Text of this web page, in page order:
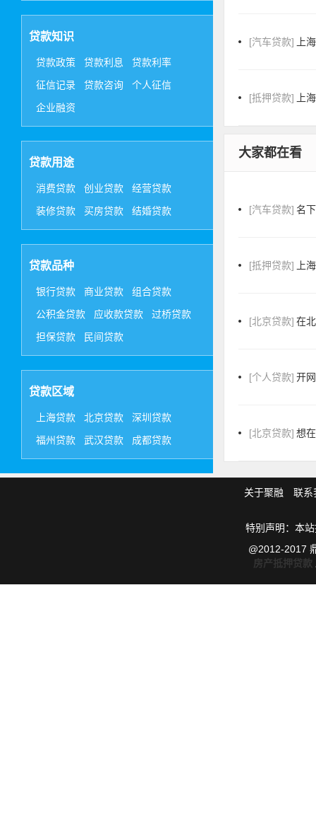
贷款知识
贷款政策 贷款利息
贷款利率
征信记录
贷款咨询
个人征信
企业融资
贷款用途
消费贷款 创业贷款
经营贷款
装修贷款
买房贷款 结婚贷款
贷款品种
银行贷款 商业贷款
组合贷款
公积金贷款
应收款贷款
过桥贷款
担保贷款
民间贷款
贷款区域
上海贷款 北京贷款
深圳贷款
福州贷款
武汉贷款 成都贷款
[汽车贷款] 上
[抵押贷款] 上
大家都在看
[汽车贷款] 名
[抵押贷款] 上
[北京贷款] 在
[个人贷款] 开
[北京贷款] 想
关于聚融 联系
特别声明：本
@2012-2017
房产抵押贷款